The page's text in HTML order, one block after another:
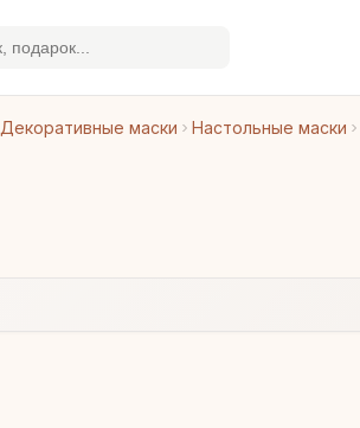
Декоративные маски Настольные маски